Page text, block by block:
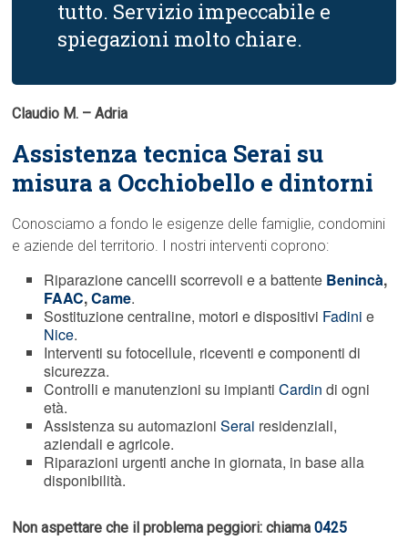
tutto. Servizio impeccabile e
spiegazioni molto chiare.
Claudio M. – Adria
Assistenza tecnica Serai su
misura a Occhiobello e dintorni
Conosciamo a fondo le esigenze delle famiglie, condomini
e aziende del territorio. I nostri interventi coprono:
Riparazione cancelli scorrevoli e a battente Benincà,
FAAC,Came.
Sostituzione centraline, motori e dispositivi Fadini e
Nice.
Interventi su fotocellule, riceventi e componenti di
sicurezza.
Controlli e manutenzioni su impiantiCardin di ogni
età.
Assistenza su automazioniSerai residenziali,
aziendali e agricole.
Riparazioni urgenti anche in giornata, in base alla
disponibilità.
Non aspettare che il problema peggiori: chiama0425